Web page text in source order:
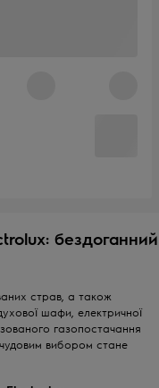
бездоганний
страв, а також
шафи, електричної
газопостачання
вибором стане